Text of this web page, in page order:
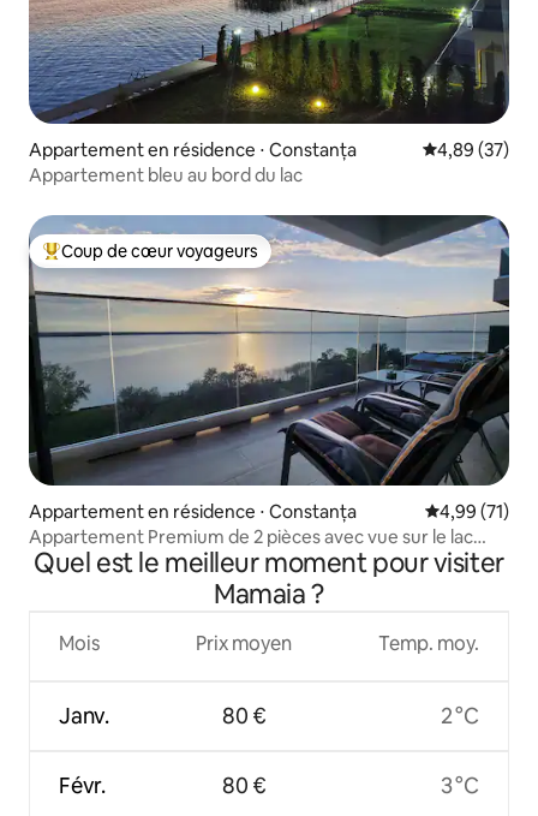
Appartement en résidence ⋅ Constanța Évaluation
4,89 (37)
Appartement bleu au bord du lac
Coups de cœur voyageurs les plus appréciés
Coup de cœur voyageurs
Appartement en résidence ⋅ Constanța Évaluation
4,99 (71)
Appartement Premium de 2 pièces avec vue sur le lac
près de Rex Beach
Quel est le meilleur moment pour visiter
Mamaia ?
Mois
Janv.
Févr.
Prix moyen
80 €
80 €
Temp. moy.
2 °C
3 °C